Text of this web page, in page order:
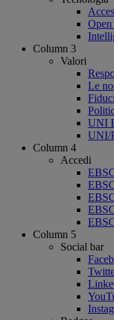
Open
Column 3
Valori
Le
UNI
UNI/
Column 4
Accedi
Column 5
Social bar